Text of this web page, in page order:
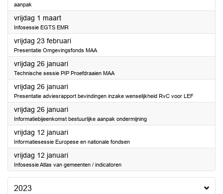
aanpak
vrijdag 1 maart2024
Infosessie EGTS EMR
vrijdag 23 februari2024
Presentatie Omgevingsfonds MAA
vrijdag 26 januari2024
Technische sessie PIP Proefdraaien MAA
vrijdag 26 januari2024
Presentatie adviesrapport bevindingen inzake wenselijkheid RvC voor LEF
vrijdag 26 januari2024
Informatiebijeenkomst bestuurlijke aanpak ondermijning
vrijdag 12 januari2024
Informatiesessie Europese en nationale fondsen
vrijdag 12 januari2024
Infosessie Atlas van gemeenten / indicatoren
2023